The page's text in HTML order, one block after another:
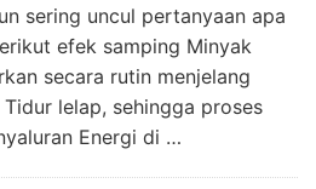
sering uncul pertanyaan apa
efek samping Minyak
secara rutin menjelang
lelap, sehingga proses
Energi di …